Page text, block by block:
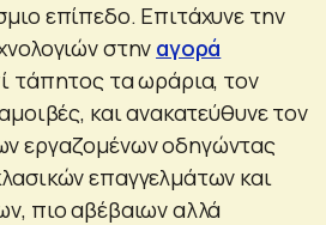
επίπεδο. Επιτάχυνε την
στην αγορά
τάπητος τα ωράρια, τον
και ανακατεύθυνε τον
εργαζομένων οδηγώντας
επαγγελμάτων και
πιο αβέβαιων αλλά